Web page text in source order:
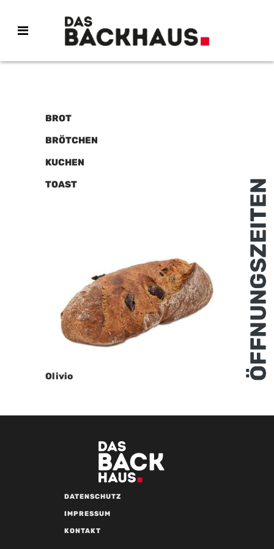
BROT
BRÖTCHEN
KUCHEN
TOAST
Olivio
DATENSCHUTZ
IMPRESSUM
KONTAKT